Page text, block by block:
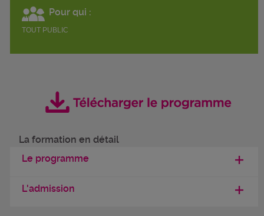
Pour qui :
TOUT PUBLIC
La formation en détail
Le programme
L'admission